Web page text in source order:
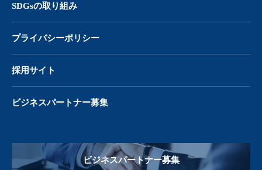
SDGsの取り組み
プライバシーポリシー
採用サイト
ビジネスパートナー募集
ビジネスパートナー募集